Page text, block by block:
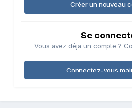
Créer un nouveau
Se
Vous avez déjà un compte ?
Connectez-vous